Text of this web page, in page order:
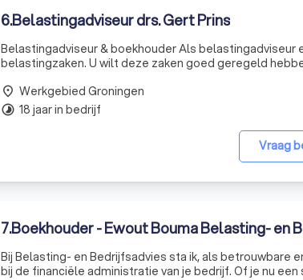
6.Belastingadviseur drs. Gert Prins
Belastingadviseur & boekhouder Als belastingadviseur en boekhouder verzorg ik uw administratie en
belastingzaken. U wilt deze zaken goed geregeld
Vraag
place Werkgebied Groningen
timelapse 18 jaar in bedrijf
7.Boekhouder - Ewout Bouma Belasting- en
Bij Belasting- en Bedrijfsadvies sta ik, als betrouwbare
bij de financiële administratie van je bedrijf. Of je nu